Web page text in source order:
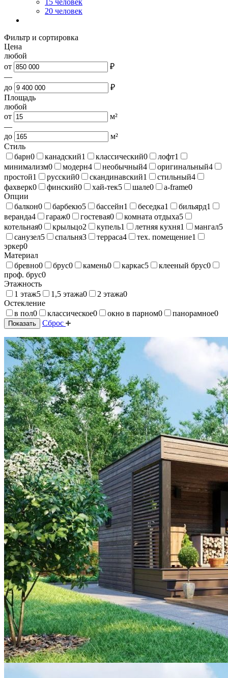
20 человек
Фильтр и сортировка
Цена
любой
от
₽
—
до
₽
Площадь
любой
от
м²
—
до
м²
Стиль
барн0 канадский1 классический0 лофт1
минимализм0 модерн4 необычный4 оригинальный4
простой1 русский0 скандинавский1 стильный4
фахверк0 финский0 хай-тек5 шале0 a-frame0
Опции
балкон0 барбекю5 бассейн1 беседка1 бильярд1
веранда4 гараж0 гостевая0 комната отдыха5
котельная0 крыльцо2 купель1 летняя кухня1 мангал5
санузел5 спальня3 терраса4 тех. помещение1
эркер0
Материал
бревно0 брус0 камень0 каркас5 клееный брус0
проф. брус0
Этажность
1 этаж5 1,5 этажа0 2 этажа0
Остекление
в пол0 классическое0 окно в парном0 панорамное0
Показать Сброс